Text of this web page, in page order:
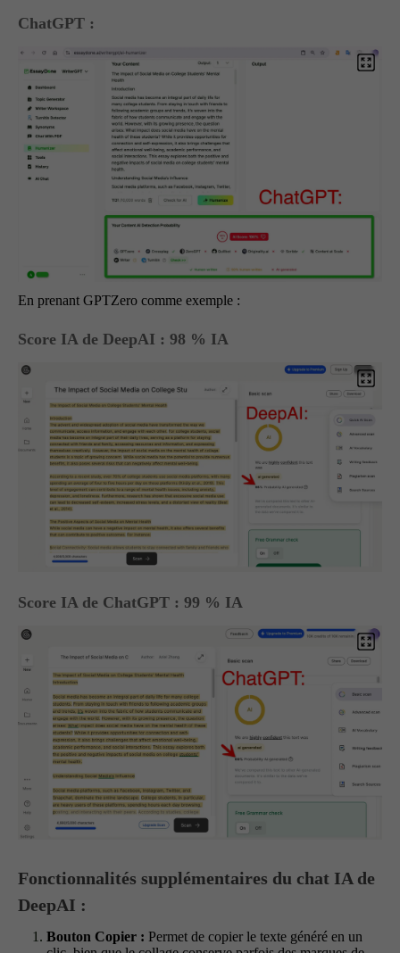
ChatGPT :
En prenant GPTZero comme exemple :
Score IA de DeepAI : 98 % IA
Score IA de ChatGPT : 99 % IA
Fonctionnalités supplémentaires du chat IA de
DeepAI :
Bouton Copier : Permet de copier le texte généré en un